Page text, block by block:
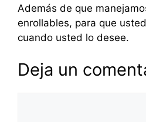
Además de que
enrollables, para que
cuando usted lo desee.
Deja un